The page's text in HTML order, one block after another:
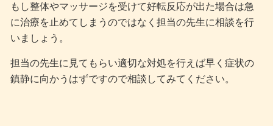
もし整体やマッサージを受けて好転反応が出た場合は急
に治療を止めてしまうのではなく担当の先生に相談を行
いましょう。
担当の先生に見てもらい適切な対処を行えば早く症状の
鎮静に向かうはずですので相談してみてください。